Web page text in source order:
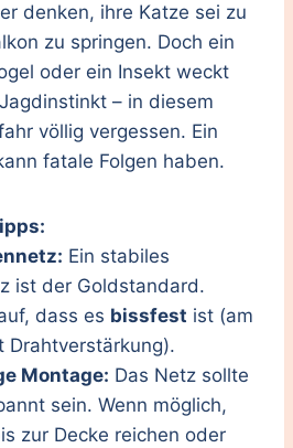
denken, ihre Katze sei zu
zu springen. Doch ein
oder ein Insekt weckt
– in diesem
völlig vergessen. Ein
fatale Folgen haben.
Ein stabiles
ist der Goldstandard.
dass es bissfest ist (am
Drahtverstärkung).
Montage: Das Netz sollte
sein. Wenn möglich,
zur Decke reichen oder